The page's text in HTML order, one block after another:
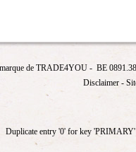
de TRADE4YOU- BE
Disclaimer-
Duplicate entry '0' for key 'PRIMARY'